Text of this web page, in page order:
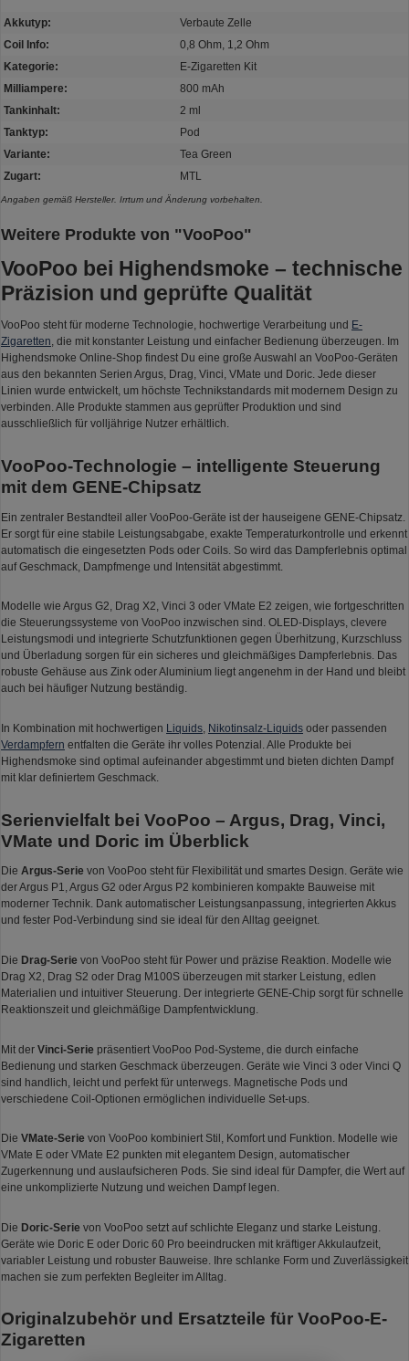
Akkutyp:
Verbaute Zelle
Coil Info:
0,8 Ohm, 1,2 Ohm
Kategorie:
E-Zigaretten Kit
Milliampere:
800 mAh
Tankinhalt:
2 ml
Tanktyp:
Pod
Variante:
Tea Green
Zugart:
MTL
Angaben gemäß Hersteller. Irrtum und Änderung vorbehalten.
Weitere Produkte von "VooPoo"
VooPoo bei Highendsmoke – technische
Präzision und geprüfte Qualität
VooPoo steht für moderne Technologie, hochwertige Verarbeitung und E-
Zigaretten, die mit konstanter Leistung und einfacher Bedienung überzeugen. Im
Highendsmoke Online-Shop findest Du eine große Auswahl an VooPoo-Geräten
aus den bekannten Serien Argus, Drag, Vinci, VMate und Doric. Jede dieser
Linien wurde entwickelt, um höchste Technikstandards mit modernem Design zu
verbinden. Alle Produkte stammen aus geprüfter Produktion und sind
ausschließlich für volljährige Nutzer erhältlich.
VooPoo-Technologie – intelligente Steuerung
mit dem GENE-Chipsatz
Ein zentraler Bestandteil aller VooPoo-Geräte ist der hauseigene GENE-Chipsatz.
Er sorgt für eine stabile Leistungsabgabe, exakte Temperaturkontrolle und erkennt
automatisch die eingesetzten Pods oder Coils. So wird das Dampferlebnis optimal
auf Geschmack, Dampfmenge und Intensität abgestimmt.
Modelle wie Argus G2, Drag X2, Vinci 3 oder VMate E2 zeigen, wie fortgeschritten
die Steuerungssysteme von VooPoo inzwischen sind. OLED-Displays, clevere
Leistungsmodi und integrierte Schutzfunktionen gegen Überhitzung, Kurzschluss
und Überladung sorgen für ein sicheres und gleichmäßiges Dampferlebnis. Das
robuste Gehäuse aus Zink oder Aluminium liegt angenehm in der Hand und bleibt
auch bei häufiger Nutzung beständig.
In Kombination mit hochwertigen Liquids, Nikotinsalz-Liquids oder passenden
Verdampfern entfalten die Geräte ihr volles Potenzial. Alle Produkte bei
Highendsmoke sind optimal aufeinander abgestimmt und bieten dichten Dampf
mit klar definiertem Geschmack.
Serienvielfalt bei VooPoo – Argus, Drag, Vinci,
VMate und Doric im Überblick
Die Argus-Serie von VooPoo steht für Flexibilität und smartes Design. Geräte wie
der Argus P1, Argus G2 oder Argus P2 kombinieren kompakte Bauweise mit
moderner Technik. Dank automatischer Leistungsanpassung, integrierten Akkus
und fester Pod-Verbindung sind sie ideal für den Alltag geeignet.
Die Drag-Serie von VooPoo steht für Power und präzise Reaktion. Modelle wie
Drag X2, Drag S2 oder Drag M100S überzeugen mit starker Leistung, edlen
Materialien und intuitiver Steuerung. Der integrierte GENE-Chip sorgt für schnelle
Reaktionszeit und gleichmäßige Dampfentwicklung.
Mit der Vinci-Serie präsentiert VooPoo Pod-Systeme, die durch einfache
Bedienung und starken Geschmack überzeugen. Geräte wie Vinci 3 oder Vinci Q
sind handlich, leicht und perfekt für unterwegs. Magnetische Pods und
verschiedene Coil-Optionen ermöglichen individuelle Set-ups.
Die VMate-Serie von VooPoo kombiniert Stil, Komfort und Funktion. Modelle wie
VMate E oder VMate E2 punkten mit elegantem Design, automatischer
Zugerkennung und auslaufsicheren Pods. Sie sind ideal für Dampfer, die Wert auf
eine unkomplizierte Nutzung und weichen Dampf legen.
Die Doric-Serie von VooPoo setzt auf schlichte Eleganz und starke Leistung.
Geräte wie Doric E oder Doric 60 Pro beeindrucken mit kräftiger Akkulaufzeit,
variabler Leistung und robuster Bauweise. Ihre schlanke Form und Zuverlässigkeit
machen sie zum perfekten Begleiter im Alltag.
Originalzubehör und Ersatzteile für VooPoo-E-
Zigaretten